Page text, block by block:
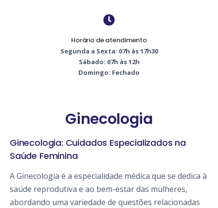
Horário de atendimento
Segunda a Sexta: 07h às 17h30
Sábado: 07h às 12h
Domingo: Fechado
Ginecologia
Ginecologia: Cuidados Especializados na
Saúde Feminina
A Ginecologia é a especialidade médica que se dedica à
saúde reprodutiva e ao bem-estar das mulheres,
abordando uma variedade de questões relacionadas